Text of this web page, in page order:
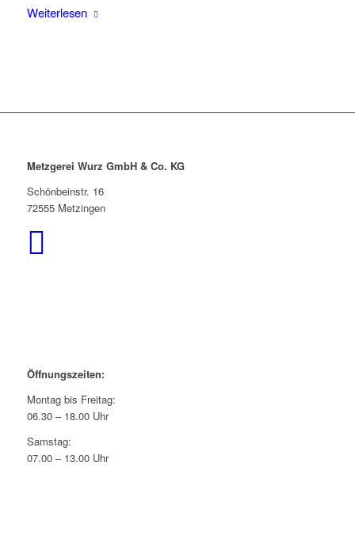
Weiterlesen
Metzgerei Wurz GmbH & Co. KG
Schönbeinstr. 16
72555 Metzingen
Öffnungszeiten:
Montag bis Freitag:
06.30 – 18.00 Uhr
Samstag:
07.00 – 13.00 Uhr